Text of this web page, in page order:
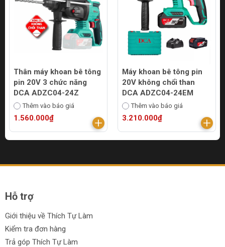
Thân máy khoan bê tông
pin 20V 3 chức năng
DCA ADZC04-24Z
Thêm vào báo giá
1.560.000₫
Máy khoan bê tông pin
20V không chổi than
DCA ADZC04-24EM
Thêm vào báo giá
3.210.000₫
Hỗ trợ
Giới thiệu về Thích Tự Làm
Kiểm tra đơn hàng
Trả góp Thích Tự Làm